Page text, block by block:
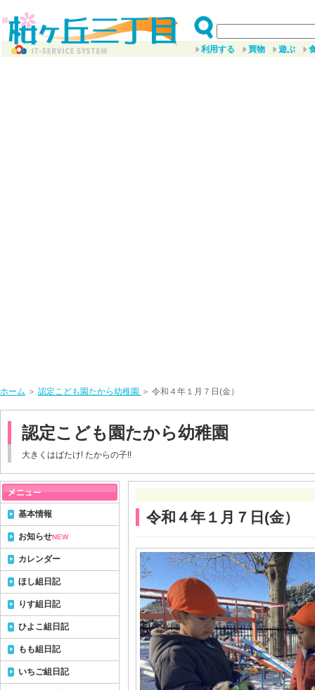
利用する 買物 遊ぶ
ホーム ＞ 認定こども園たから幼稚園 ＞ 令和４年１月７日(金）
認定こども園たから幼稚園
大きくはばたけ! たからの子!!
令和４年１月７日(金）
基本情報
お知らせNEW
カレンダー
ほし組日記
りす組日記
ひよこ組日記
もも組日記
いちご組日記